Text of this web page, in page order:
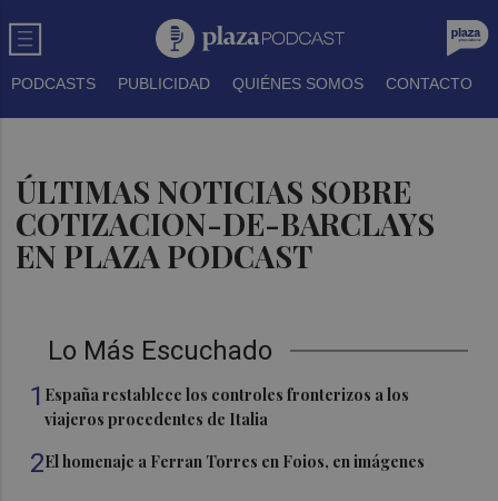
PODCASTS PUBLICIDAD QUIÉNES SOMOS CONTACTO
ÚLTIMAS NOTICIAS SOBRE
COTIZACION-DE-BARCLAYS
EN PLAZA PODCAST
Lo Más Escuchado
1 España restablece los controles fronterizos a los
viajeros procedentes de Italia
2El homenaje a Ferran Torres en Foios, en imágenes